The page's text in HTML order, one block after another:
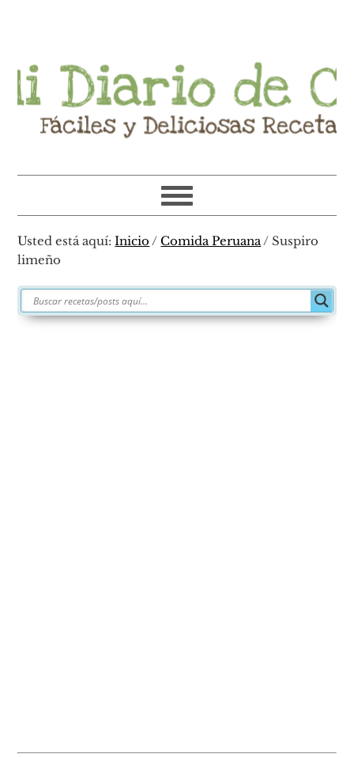
principal
principal
barra
lateral
primaria
de
página
Usted está aquí:Inicio / Comida Peruana/ Suspiro
limeño